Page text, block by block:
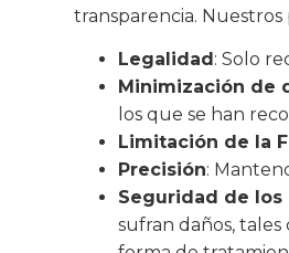
transparencia. Nuestros
Legalidad: Solo
Minimización de
los que se han
Limitación de la
Precisión:
Seguridad de los
sufran daños,